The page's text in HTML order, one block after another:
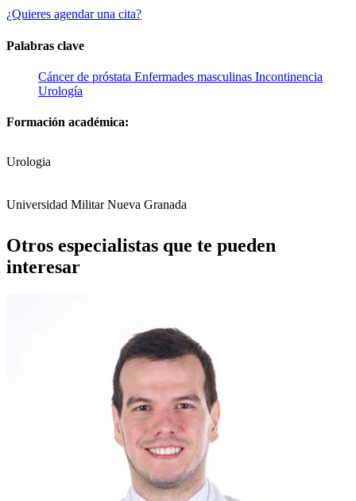
¿Quieres agendar una cita?
Palabras clave
Cáncer de próstata Enfermades masculinas Incontinencia
Urología
Formación académica:
Urologia
Universidad Militar Nueva Granada
Otros especialistas que te pueden
interesar